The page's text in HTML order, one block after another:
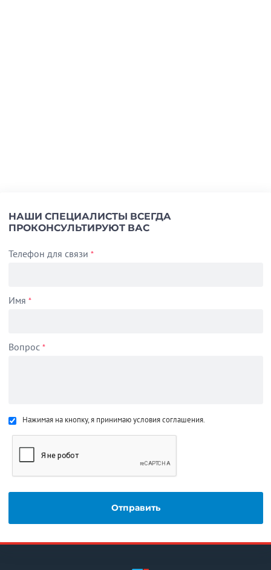
НАШИ СПЕЦИАЛИСТЫ ВСЕГДА
ПРОКОНСУЛЬТИРУЮТ ВАС
Телефон для связи *
Имя *
Вопрос *
Нажимая на кнопку, я принимаю условия соглашения.